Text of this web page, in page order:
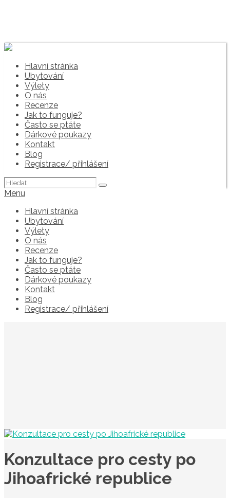
Hlavní stránka
Ubytování
Výlety
O nás
Recenze
Jak to funguje?
Často se ptáte
Dárkové poukazy
Kontakt
Blog
Registrace/ přihlášení
Hledat:
Menu
Hlavní stránka
Ubytování
Výlety
O nás
Recenze
Jak to funguje?
Často se ptáte
Dárkové poukazy
Kontakt
Blog
Registrace/ přihlášení
Konzultace pro cesty po
Jihoafrické republice